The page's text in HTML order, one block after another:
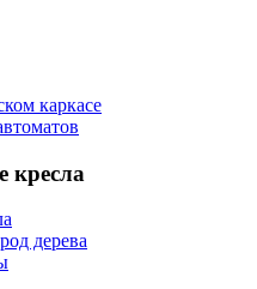
каркасе
кресла
дерева